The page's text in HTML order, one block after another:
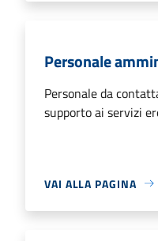
Personale
Personale da
supporto ai servizi
VAI ALLA PAGINA